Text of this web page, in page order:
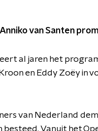
van Santen
al jaren het
en Eddy Zoëy in
van Nederland
besteed. Vanuit het